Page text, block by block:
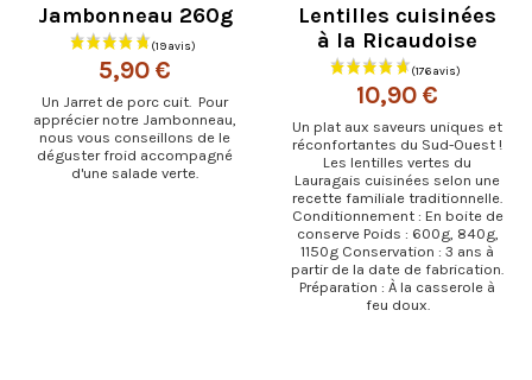
Jambonneau 260g
5,90 €
Un Jarret de porc cuit. Pour
apprécier notre Jambonneau,
nous vous conseillons de le
déguster froid accompagné
d'une salade verte.
Lentilles cuisinées
à la Ricaudoise
10,90 €
Un plat aux saveurs uniques et
réconfortantes du Sud-Ouest !
Les lentilles vertes du
Lauragais cuisinées selon une
recette familiale traditionnelle.
Conditionnement : En boite de
conserve Poids : 600g, 840g,
1150g Conservation : 3 ans à
partir de la date de fabrication.
Préparation : À la casserole à
feu doux.